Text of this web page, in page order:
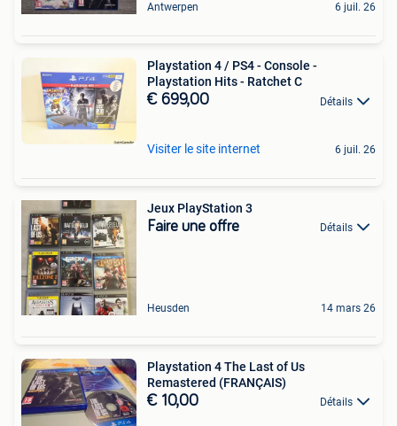
Antwerpen 6 juil. 26
Playstation 4 / PS4 - Console -
Playstation Hits - Ratchet C
€ 699,00 Détails
Visiter le site internet 6 juil. 26
Jeux PlayStation 3
Faire une offre Détails
Heusden 14 mars 26
Playstation 4 The Last of Us
Remastered (FRANÇAIS)
€ 10,00 Détails